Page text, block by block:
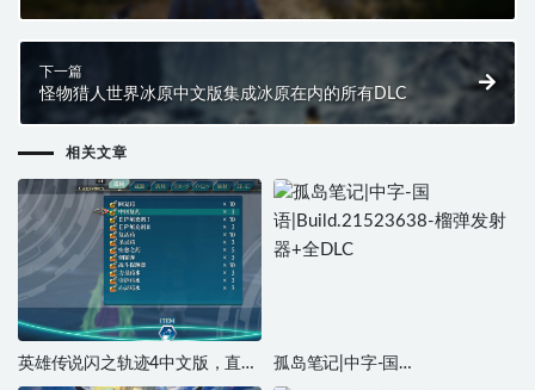
下一篇
怪物猎人世界冰原中文版集成冰原在内的所有DLC
相关文章
英雄传说闪之轨迹4中文版，直接
玩
孤岛笔记|中字-国
语|Build.21523638-榴弹发射器